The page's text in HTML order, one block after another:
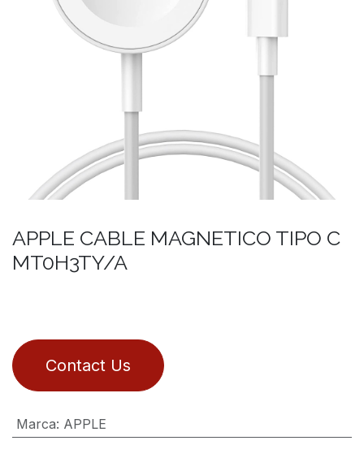
APPLE CABLE MAGNETICO TIPO C
MT0H3TY/A
Contact Us
Marca: APPLE